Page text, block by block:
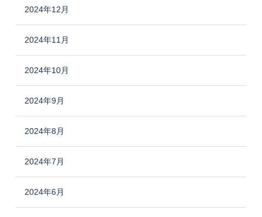
2024年12月
2024年11月
2024年10月
2024年9月
2024年8月
2024年7月
2024年6月